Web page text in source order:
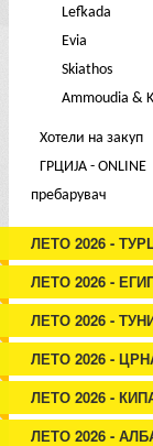
Lefkada
Evia
Skiathos
Ammoudia &
Хотели на закуп
ГРЦИЈА - ONLINE
пребарувач
ЛЕТО 2026 -
ЛЕТО 2026 -
ЛЕТО 2026 -
ЛЕТО 2026 -
ЛЕТО 2026 -
ЛЕТО 2026 -